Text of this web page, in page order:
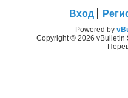
Вход
Powered by
Copyright © 2026 vBulletin